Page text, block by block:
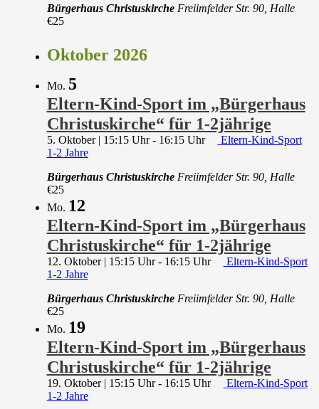
Bürgerhaus Christuskirche Freiimfelder Str. 90, Halle
€25
Oktober 2026
Mo. 5
Eltern-Kind-Sport im „Bürgerhaus
Christuskirche“ für 1-2jährige
5. Oktober | 15:15 Uhr- 16:15 Uhr
Eltern-Kind-Sport
1-2 Jahre
Bürgerhaus Christuskirche Freiimfelder Str. 90, Halle
€25
Mo. 12
Eltern-Kind-Sport im „Bürgerhaus
Christuskirche“ für 1-2jährige
12. Oktober | 15:15 Uhr- 16:15 Uhr
Eltern-Kind-Sport
1-2 Jahre
Bürgerhaus Christuskirche Freiimfelder Str. 90, Halle
€25
Mo. 19
Eltern-Kind-Sport im „Bürgerhaus
Christuskirche“ für 1-2jährige
19. Oktober | 15:15 Uhr- 16:15 Uhr
Eltern-Kind-Sport
1-2 Jahre